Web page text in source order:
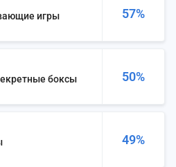
57%
игры
50%
боксы
49%